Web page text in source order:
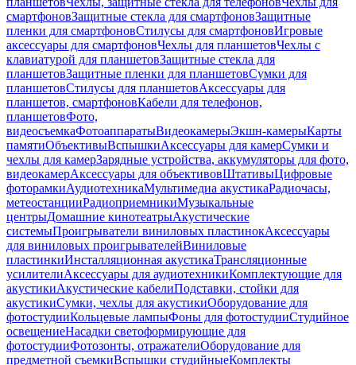
смартфоновЗащитные стекла для смартфоновЗащитные
пленки для смартфоновСтилусы для смартфоновИгровые
аксессуары для смартфоновЧехлы для планшетовЧехлы с
клавиатурой для планшетовЗащитные стекла для
планшетовЗащитные пленки для планшетовСумки для
планшетовСтилусы для планшетовАксессуары для
планшетов, смартфоновКабели для телефонов,
планшетовФото,
видеосъемкаФотоаппаратыВидеокамерыЭкшн-камерыКарты
памятиОбъективыВспышкиАксессуары для камерСумки и
чехлы для камерЗарядные устройства, аккумуляторы для фото,
видеокамерАксессуары для объективовШтативыЦифровые
фоторамкиАудиотехникаМультимедиа акустикаРадиочасы,
метеостанцииРадиоприемникиМузыкальные
центрыДомашние кинотеатрыАкустические
системыПроигрыватели виниловых пластинокАксессуары
для виниловых проигрывателейВиниловые
пластинкиИнсталляционная акустикаТрансляционные
усилителиАксессуары для аудиотехникиКомплектующие для
акустикиАкустические кабелиПодставки, стойки для
акустикиСумки, чехлы для акустикиОборудование для
фотостудииКольцевые лампыФоны для фотостудииСтудийное
освещениеНасадки светоформирующие для
фотостудииФотозонты, отражателиОборудование для
предметной съемкиВспышки студийныеКомплекты